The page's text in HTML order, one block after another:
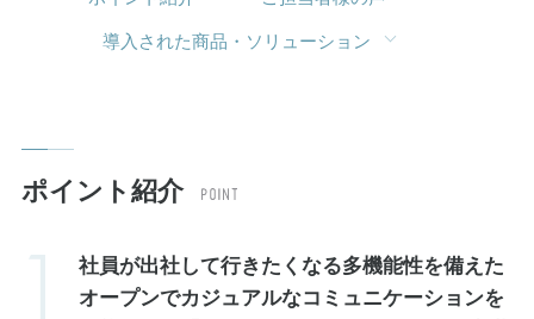
導入された商品・ソリューション
オープンでカジュアルなコミュニケーションを
可能にする「COMMONS」をエレベーター中継